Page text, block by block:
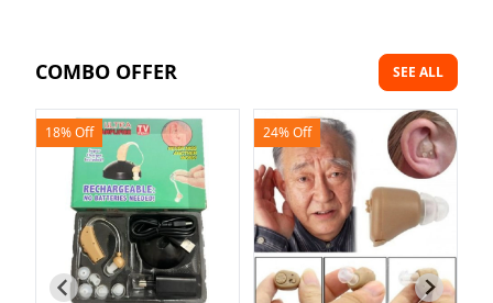
COMBO OFFER SEE ALL
24% Off 25% Off